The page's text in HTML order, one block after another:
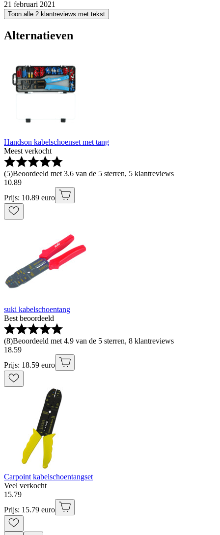
21 februari 2021
Toon alle 2 klantreviews met tekst
Alternatieven
Handson kabelschoenset met tang
Meest verkocht
(5)Beoordeeld met 3.6 van de 5 sterren, 5 klantreviews
10.89
Prijs: 10.89 euro
suki kabelschoentang
Best beoordeeld
(8)Beoordeeld met 4.9 van de 5 sterren, 8 klantreviews
18.59
Prijs: 18.59 euro
Carpoint kabelschoentangset
Veel verkocht
15.79
Prijs: 15.79 euro